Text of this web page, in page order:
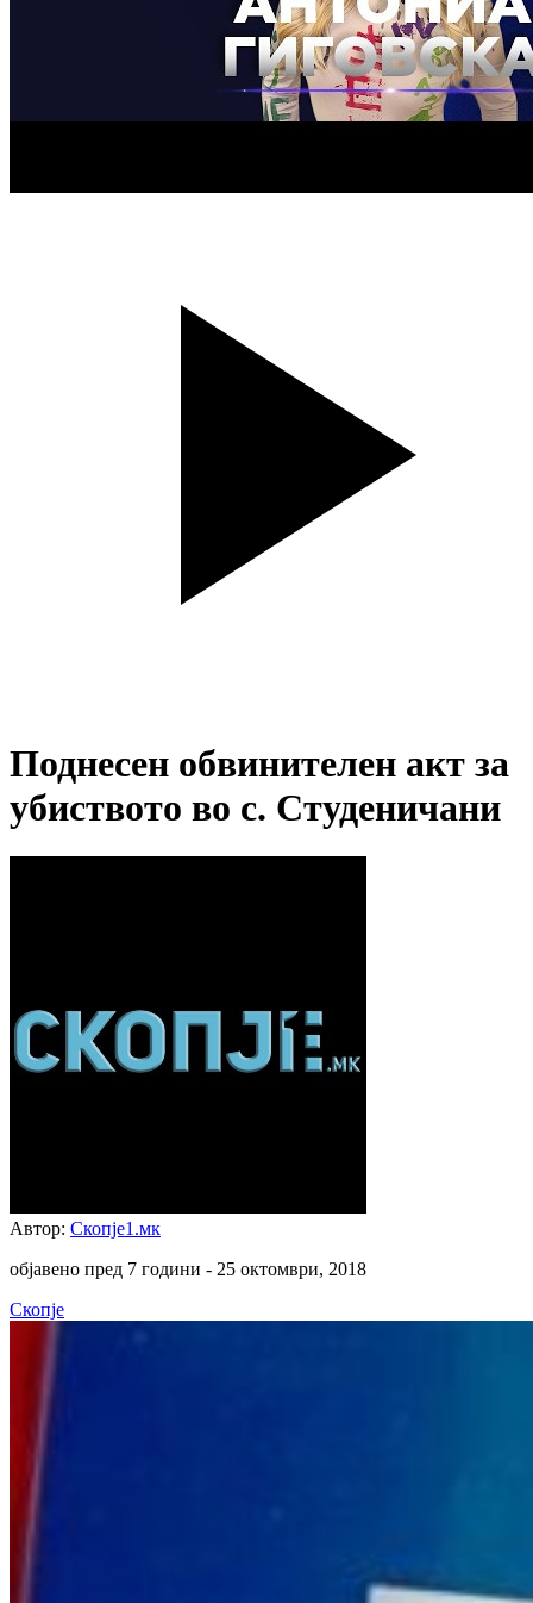
Поднесен обвинителен акт за
убиството во с. Студеничани
Автор: Скопје1.мк
објавено пред 7 години - 25 октомври, 2018
Скопје